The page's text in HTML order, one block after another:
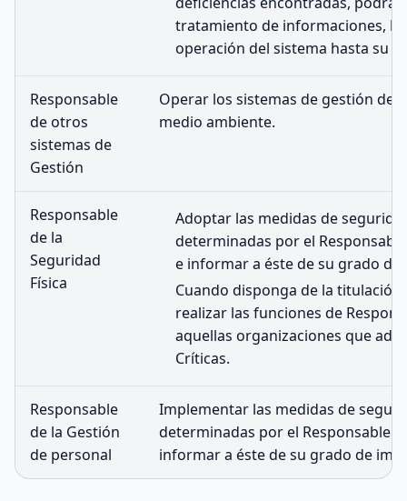
tratamiento de informaciones,
operación del sistema hasta su
Responsable
de otros
sistemas de
Gestión
Operar los sistemas de gestión de
medio ambiente.
Responsable
de la
Seguridad
Física
Adoptar las medidas de
determinadas por el
e informar a éste de su grado
Cuando disponga de la
realizar las funciones de
aquellas organizaciones que
Críticas.
Responsable
de la Gestión
de personal
Implementar las medidas de
determinadas por el Responsable
informar a éste de su grado de